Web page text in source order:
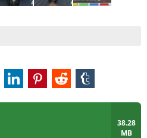
38.28
MB